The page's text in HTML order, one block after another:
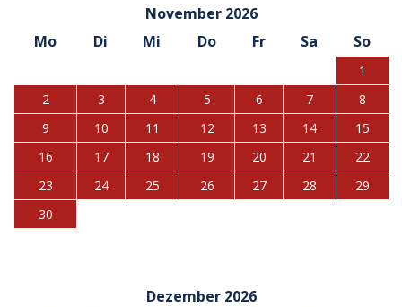
November 2026
Mo
Di Mi Do Fr Sa So
1
2
3 4 5 6 7
8
9
10 11 12 13 14
15
16
17 18 19 20 21
22
23
24 25 26 27 28
29
30
Dezember 2026